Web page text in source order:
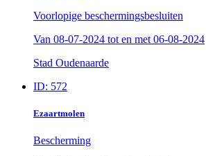
Voorlopige beschermingsbesluiten
Van 08-07-2024 tot en met 06-08-2024
Stad Oudenaarde
ID: 572
Ezaartmolen
Bescherming